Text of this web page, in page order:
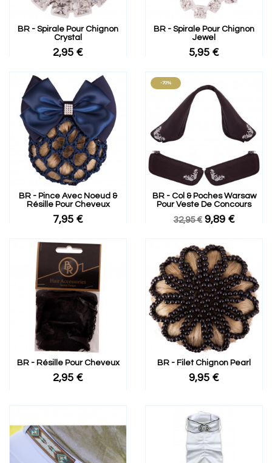
BR - Spirale Pour Chignon
Crystal
2,95 €
BR - Spirale Pour Chignon
Jewel
5,95 €
BR - Pince Avec Noeud &
Résille Pour Cheveux
7,95 €
BR - Col & Poches Warsaw
Pour Veste De Concours
32,95 € 9,89 €
-70%
BR - Résille Pour Cheveux
2,95 €
BR - Filet Chignon Pearl
9,95 €